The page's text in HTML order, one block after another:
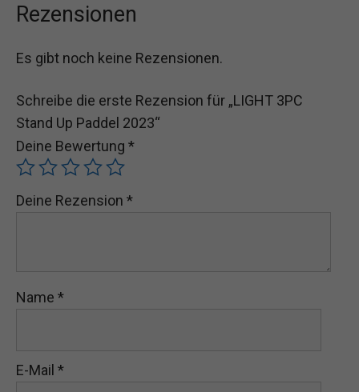
Rezensionen
Es gibt noch keine Rezensionen.
Schreibe die erste Rezension für „LIGHT 3PC
Stand Up Paddel 2023“
Deine Bewertung *
Deine Rezension *
Name *
E-Mail *